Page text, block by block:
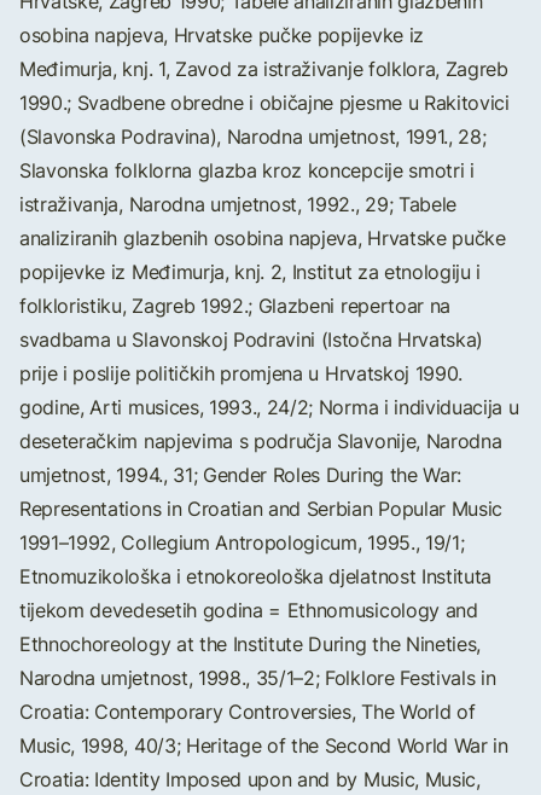
osobina napjeva, Hrvatske pučke popijevke iz
Međimurja, knj. 1, Zavod za istraživanje folklora, Zagreb
1990.; Svadbene obredne i običajne pjesme u Rakitovici
(Slavonska Podravina), Narodna umjetnost, 1991., 28;
Slavonska folklorna glazba kroz koncepcije smotri i
istraživanja, Narodna umjetnost, 1992., 29; Tabele
analiziranih glazbenih osobina napjeva, Hrvatske pučke
popijevke iz Međimurja, knj. 2, Institut za etnologiju i
folkloristiku, Zagreb 1992.; Glazbeni repertoar na
svadbama u Slavonskoj Podravini (Istočna Hrvatska)
prije i poslije političkih promjena u Hrvatskoj 1990.
godine, Arti musices, 1993., 24/2; Norma i individuacija u
deseteračkim napjevima s područja Slavonije, Narodna
umjetnost, 1994., 31; Gender Roles During the War:
Representations in Croatian and Serbian Popular Music
1991–1992, Collegium Antropologicum, 1995., 19/1;
Etnomuzikološka i etnokoreološka djelatnost Instituta
tijekom devedesetih godina = Ethnomusicology and
Ethnochoreology at the Institute During the Nineties,
Narodna umjetnost, 1998., 35/1–2; Folklore Festivals in
Croatia: Contemporary Controversies, The World of
Music, 1998, 40/3; Heritage of the Second World War in
Croatia: Identity Imposed upon and by Music, Music,